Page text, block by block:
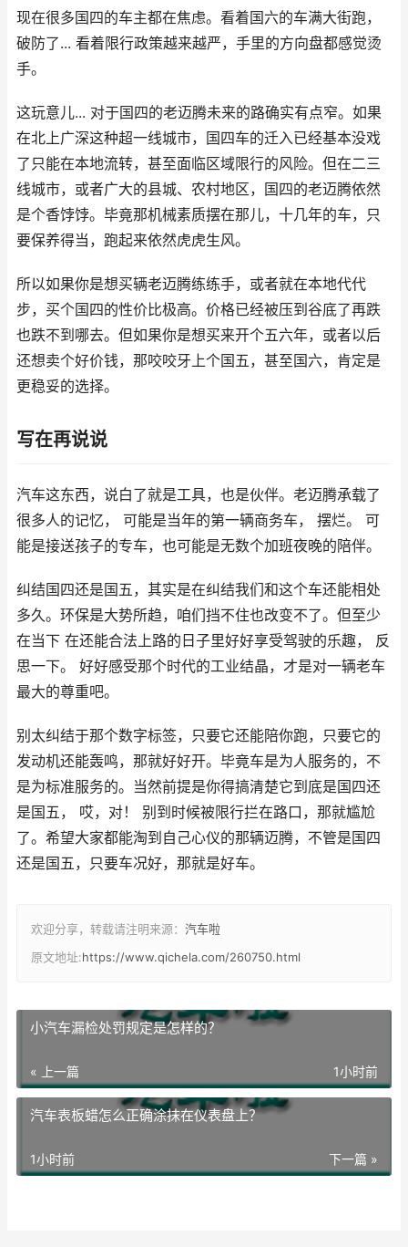
现在很多国四的车主都在焦虑。看着国六的车满大街跑，
破防了... 看着限行政策越来越严，手里的方向盘都感觉烫
手。
这玩意儿... 对于国四的老迈腾未来的路确实有点窄。如果
在北上广深这种超一线城市，国四车的迁入已经基本没戏
了只能在本地流转，甚至面临区域限行的风险。但在二三
线城市，或者广大的县城、农村地区，国四的老迈腾依然
是个香饽饽。毕竟那机械素质摆在那儿，十几年的车，只
要保养得当，跑起来依然虎虎生风。
所以如果你是想买辆老迈腾练练手，或者就在本地代代
步，买个国四的性价比极高。价格已经被压到谷底了再跌
也跌不到哪去。但如果你是想买来开个五六年，或者以后
还想卖个好价钱，那咬咬牙上个国五，甚至国六，肯定是
更稳妥的选择。
写在再说说
汽车这东西，说白了就是工具，也是伙伴。老迈腾承载了
很多人的记忆， 可能是当年的第一辆商务车， 摆烂。 可
能是接送孩子的专车，也可能是无数个加班夜晚的陪伴。
纠结国四还是国五，其实是在纠结我们和这个车还能相处
多久。环保是大势所趋，咱们挡不住也改变不了。但至少
在当下 在还能合法上路的日子里好好享受驾驶的乐趣， 反
思一下。 好好感受那个时代的工业结晶，才是对一辆老车
最大的尊重吧。
别太纠结于那个数字标签，只要它还能陪你跑，只要它的
发动机还能轰鸣，那就好好开。毕竟车是为人服务的，不
是为标准服务的。当然前提是你得搞清楚它到底是国四还
是国五， 哎，对！ 别到时候被限行拦在路口，那就尴尬
了。希望大家都能淘到自己心仪的那辆迈腾，不管是国四
还是国五，只要车况好，那就是好车。
欢迎分享，转载请注明来源： 汽车啦
原文地址:https://www.qichela.com/260750.html
小汽车漏检处罚规定是怎样的？
« 上一篇 1小时前
汽车表板蜡怎么正确涂抹在仪表盘上？
下一篇 »
1小时前